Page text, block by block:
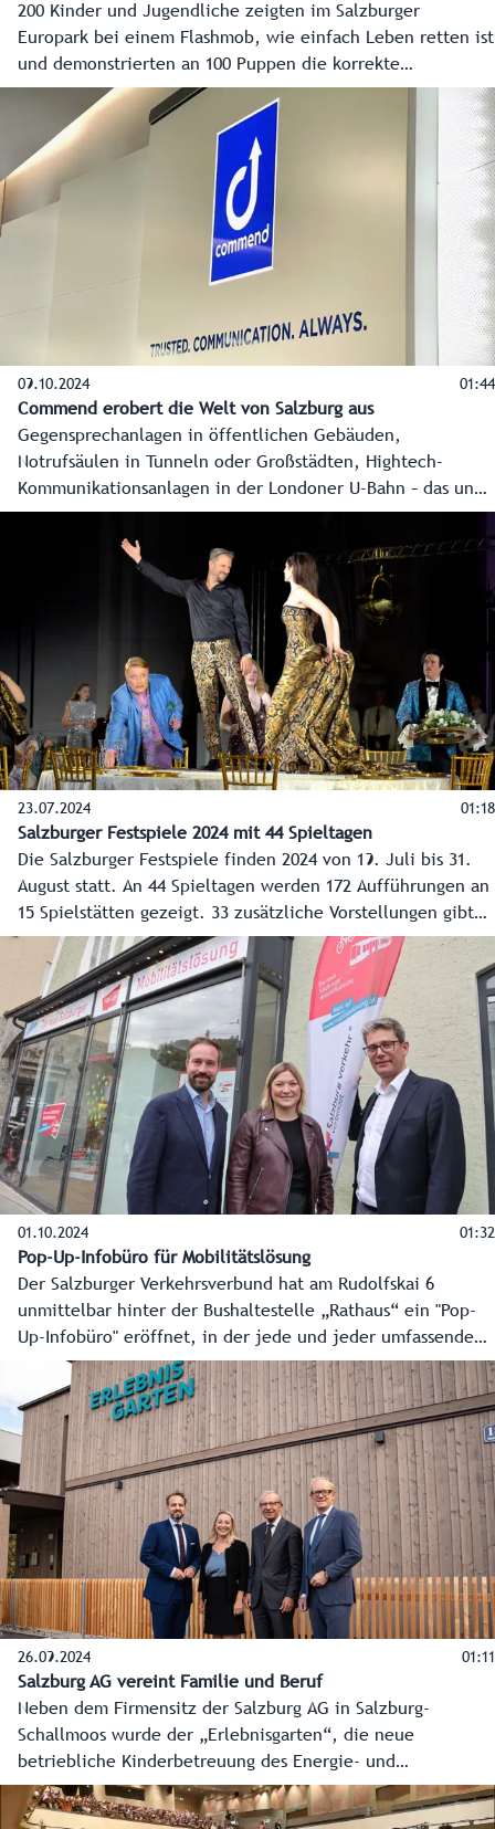
200 Kinder und Jugendliche zeigten im Salzburger
Europark bei einem Flashmob, wie einfach Leben retten ist
und demonstrierten an 100 Puppen die korrekte
Herzmassage. Ziel der Aktion: das Bewusstsein für Erste
Hilfe stärken und die Werbetrommel für die Initiative "Kids
save lifes" zu rühren, die vom Land Salzburg finanziert
wird. Bei "Kids save lifes" werden an Schulen im ganzen
Bundesland Kinder und Jugendliche in Erster Hilfe
09.10.2024 01:44
Commend erobert die Welt von Salzburg aus
Gegensprechanlagen in öffentlichen Gebäuden,
Notrufsäulen in Tunneln oder Großstädten, Hightech-
Kommunikationsanlagen in der Londoner U-Bahn – das und
mehr entwickelt und produziert das Salzburger
Unternehmen Commend. Das Vorzeigeunternehmen für den
Innovationsstandort Salzburg und Weltmarktführer in seiner
Branche beliefert auch große Weltkonzerne.
23.07.2024 01:18
Salzburger Festspiele 2024 mit 44 Spieltagen
Die Salzburger Festspiele finden 2024 von 19. Juli bis 31.
August statt. An 44 Spieltagen werden 172 Aufführungen an
15 Spielstätten gezeigt. 33 zusätzliche Vorstellungen gibt
es im Rahmen des Jugendprogramms "jung und jede*r".
Offiziell eröffnet werden die Salzburger Festspiele 2024
am 26. Juli mit einem Festakt in der Felsenreitschule.
01.10.2024 01:32
Pop-Up-Infobüro für Mobilitätslösung
Der Salzburger Verkehrsverbund hat am Rudolfskai 6
unmittelbar hinter der Bushaltestelle „Rathaus“ ein "Pop-
Up-Infobüro" eröffnet, in der jede und jeder umfassende
Einblicke in die Pläne für die Salzburger Mobilitätslösung
bekommen kann.
26.09.2024 01:11
Salzburg AG vereint Familie und Beruf
Neben dem Firmensitz der Salzburg AG in Salzburg-
Schallmoos wurde der „Erlebnisgarten“, die neue
betriebliche Kinderbetreuung des Energie- und
Infrastrukturdienstleisters, eröffnet. Auf 820
Quadratmetern in zwei Geschoßen ist Platz genug für bis